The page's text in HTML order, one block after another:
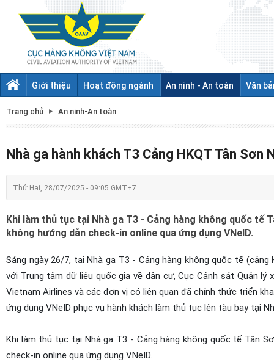
Giới thiệu Hoạt động ngành An ninh - An toàn Văn
Trang chủ An ninh-An toàn
Nhà ga hành khách T3 Cảng HKQT Tân
Thứ Hai, 28/07/2025 - 09:05 GMT+7
Khi làm thủ tục tại Nhà ga T3 - Cảng hàng không quốc tế
không hướng dẫn check-in online qua ứng dụng VNeID.
Sáng ngày 26/7, tại Nhà ga T3 - Cảng hàng không quốc tế
với Trung tâm dữ liệu quốc gia về dân cư, Cục Cảnh sát Quản
Vietnam Airlines và các đơn vị có liên quan đã chính thức triển
ứng dụng VNeID phục vụ hành khách làm thủ tục lên tàu bay tại
Khi làm thủ tục tại Nhà ga T3 - Cảng hàng không quốc tế Tân
check-in online qua ứng dụng VNeID.